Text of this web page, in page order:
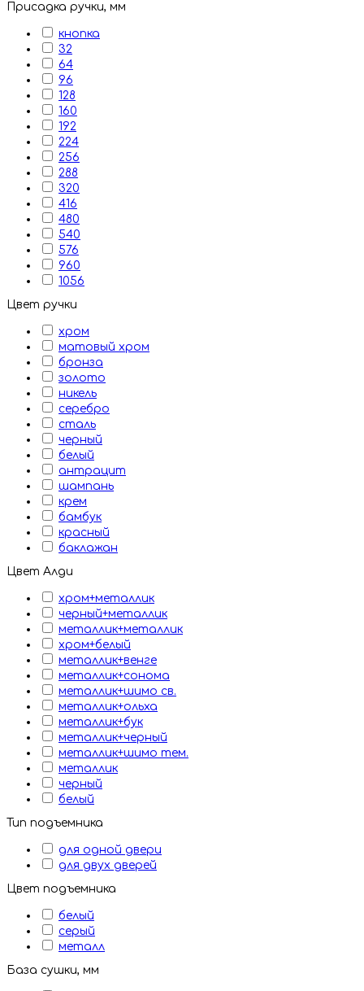
Присадка ручки, мм
кнопка
32
64
96
128
160
192
224
256
288
320
416
480
540
576
960
1056
Цвет ручки
хром
матовый хром
бронза
золото
никель
серебро
сталь
черный
белый
антрацит
шампань
крем
бамбук
красный
баклажан
Цвет Алди
хром+металлик
черный+металлик
металлик+металлик
хром+белый
металлик+венге
металлик+сонома
металлик+шимо св.
металлик+ольха
металлик+бук
металлик+черный
металлик+шимо тем.
металлик
черный
белый
Тип подъемника
для одной двери
для двух дверей
Цвет подъемника
белый
серый
металл
База сушки, мм